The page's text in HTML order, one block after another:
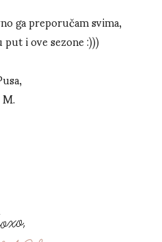
ga preporučam svima,
i ove sezone :)))
M.